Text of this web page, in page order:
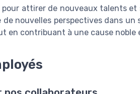
pour attirer de nouveaux talents
nouvelles perspectives dans
en contribuant à une cause noble